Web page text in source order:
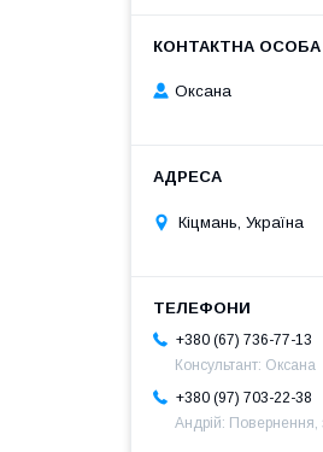
Оксана
Кіцмань, Україна
+380 (67) 736-77-13
Консультант: Оксана
+380 (97) 703-22-38
Андрій: Повернення,